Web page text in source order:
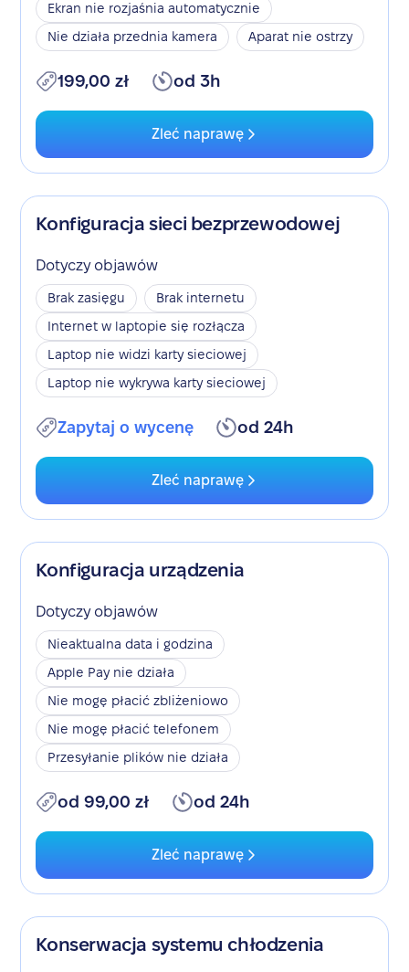
Ekran nie rozjaśnia automatycznie
Nie działa przednia kamera
Aparat nie ostrzy
199,00 zł od 3h
Zleć naprawę
Konfiguracja sieci bezprzewodowej
Dotyczy objawów
Brak zasięgu
Brak internetu
Internet w laptopie się rozłącza
Laptop nie widzi karty sieciowej
Laptop nie wykrywa karty sieciowej
Zapytaj o wycenę od 24h
Zleć naprawę
Konfiguracja urządzenia
Dotyczy objawów
Nieaktualna data i godzina
Apple Pay nie działa
Nie mogę płacić zbliżeniowo
Nie mogę płacić telefonem
Przesyłanie plików nie działa
od 99,00 zł od 24h
Zleć naprawę
Konserwacja systemu chłodzenia